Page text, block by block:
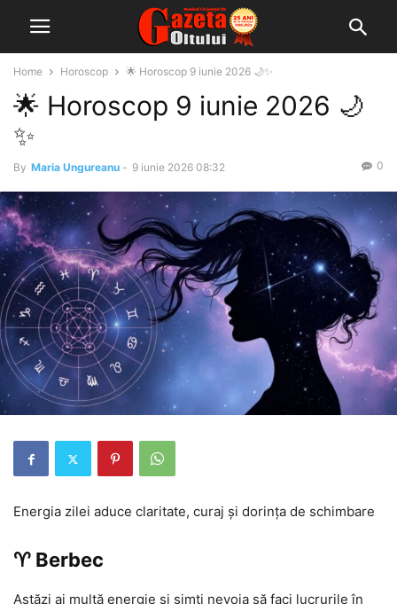
Home Horoscop 🌟 Horoscop 9 iunie 2026 🌙✨
🌟 Horoscop 9 iunie 2026 🌙
✨
By Maria Ungureanu - 9 iunie 2026 08:32 0
Energia zilei aduce claritate, curaj și dorința de schimbare
♈ Berbec
Astăzi ai multă energie și simți nevoia să faci lucrurile în